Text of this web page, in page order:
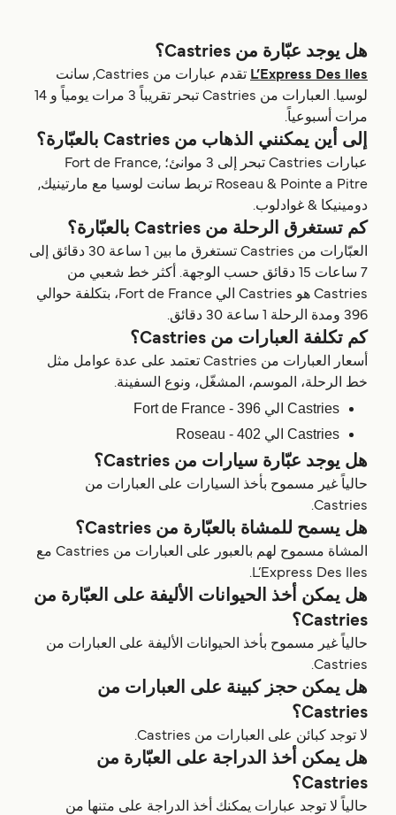
هل يوجد عبّارة من Castries؟
L’Express Des Iles
تقدم عبارات من Castries, سانت
لوسيا. العبارات من Castries تبحر تقريباً 3 مرات يومياً و 14
مرات أسبوعياً.
إلى أين يمكنني الذهاب من Castries بالعبّارة؟
عبارات Castries تبحر إلى 3 موانئ؛ Fort de France,
Roseau & Pointe a Pitre تربط سانت لوسيا مع مارتينيك,
دومينيكا & غوادلوب.
كم تستغرق الرحلة من Castries بالعبّارة؟
العبّارات من Castries تستغرق ما بين 1 ساعة 30 دقائق إلى
7 ساعات 15 دقائق حسب الوجهة. أكثر خط شعبي من
Castries هو Castries الي Fort de France، بتكلفة حوالي
396 ومدة الرحلة 1 ساعة 30 دقائق.
كم تكلفة العبارات من Castries؟
أسعار العبارات من Castries تعتمد على عدة عوامل مثل
خط الرحلة، الموسم، المشغّل، ونوع السفينة.
Castries الي Fort de France - 396
Castries الي Roseau - 402
هل يوجد عبّارة سيارات من Castries؟
حالياً غير مسموح بأخذ السيارات على العبارات من
Castries.
هل يسمح للمشاة بالعبّارة من Castries؟
المشاة مسموح لهم بالعبور على العبارات من Castries مع
L’Express Des Iles.
هل يمكن أخذ الحيوانات الأليفة على العبّارة من
Castries؟
حالياً غير مسموح بأخذ الحيوانات الأليفة على العبارات من
Castries.
هل يمكن حجز كبينة على العبارات من
Castries؟
لا توجد كبائن على العبارات من Castries.
هل يمكن أخذ الدراجة على العبّارة من
Castries؟
حالياً لا توجد عبارات يمكنك أخذ الدراجة على متنها من